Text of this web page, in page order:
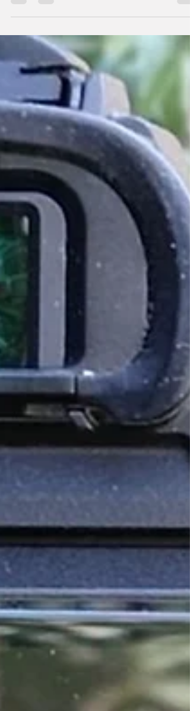
9 min de lecture
LA PHOTOGRAPHIE EN FORÊT : 20
PROBLÈMES ET LEURS SOLUTIONS